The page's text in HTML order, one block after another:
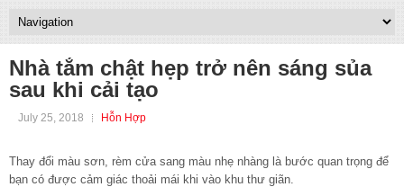
Nhà tắm chật hẹp trở nên sáng sủa
sau khi cải tạo
July 25, 2018 Hỗn Hợp
Thay đổi màu sơn, rèm cửa sang màu nhẹ nhàng là bước quan trọng để
bạn có được cảm giác thoải mái khi vào khu thư giãn.